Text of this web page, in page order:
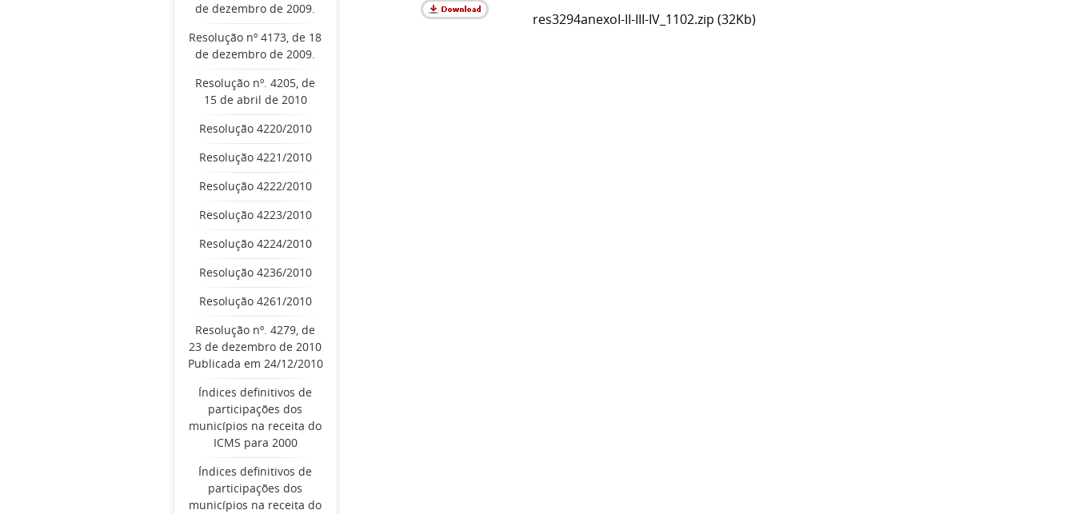
de dezembro de 2009.
Resolução nº 4173, de 18
de dezembro de 2009.
Resolução nº. 4205, de
15 de abril de 2010
Resolução 4220/2010
Resolução 4221/2010
Resolução 4222/2010
Resolução 4223/2010
Resolução 4224/2010
Resolução 4236/2010
Resolução 4261/2010
Resolução nº. 4279, de
23 de dezembro de 2010
Publicada em 24/12/2010
Índices definitivos de
participações dos
municípios na receita do
ICMS para 2000
Índices definitivos de
participações dos
municípios na receita do
res3294anexoI-II-III-IV_1102.zip (32Kb)